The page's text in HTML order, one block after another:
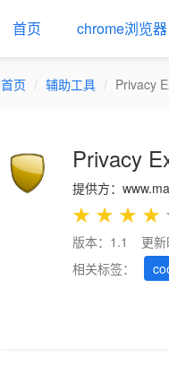
首页 chrome浏览器
首页 辅助工具 Privacy
Privacy
提供方：
★ ★ ★ ★
版本：1.1
更
相关标签：